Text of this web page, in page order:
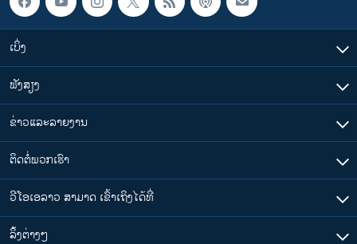
ເບິ່ງ
ຟັງສຽງ
ຂ່າວແລະລາຍງານ
ຕິດຕໍ່ພວກເຮົາ
ວີໂອເອລາວ ສາມາດ ເຂົ້າເຖິງໄດ້ທີ່
​ລິ້ງ​ຕ່າງໆ